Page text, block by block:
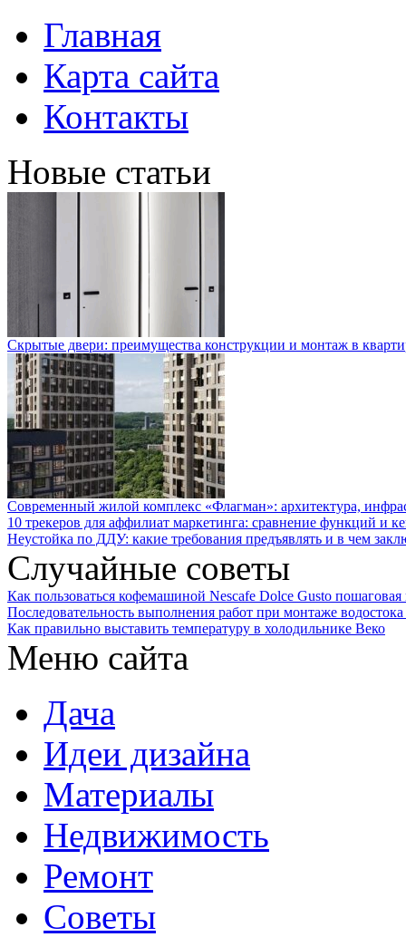
Главная
Карта сайта
Контакты
Новые статьи
Скрытые двери: преимущества конструкции и монтаж в
Современный жилой комплекс «Флагман»: архитектура,
10 трекеров для аффилиат маркетинга: сравнение функций и
Неустойка по ДДУ: какие требования предъявлять и в чем
Случайные советы
Как пользоваться кофемашиной Nescafe Dolce Gusto пошаговая
Последовательность выполнения работ при монтаже
Как правильно выставить температуру в холодильнике Веко
Меню сайта
Дача
Идеи дизайна
Материалы
Недвижимость
Ремонт
Советы